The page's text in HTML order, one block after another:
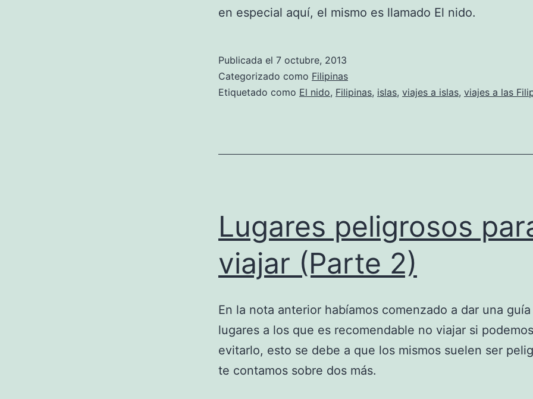
en especial aquí, el mismo es llamado El nido.
Publicada el 7 octubre, 2013
Categorizado como Filipinas
Etiquetado como El nido, Filipinas, islas, viajes a islas, viajes a las
Lugares peligrosos
viajar (Parte 2)
En la nota anterior habíamos comenzado a dar una
lugares a los que es recomendable no viajar si podemos
evitarlo, esto se debe a que los mismos suelen ser
te contamos sobre dos más.